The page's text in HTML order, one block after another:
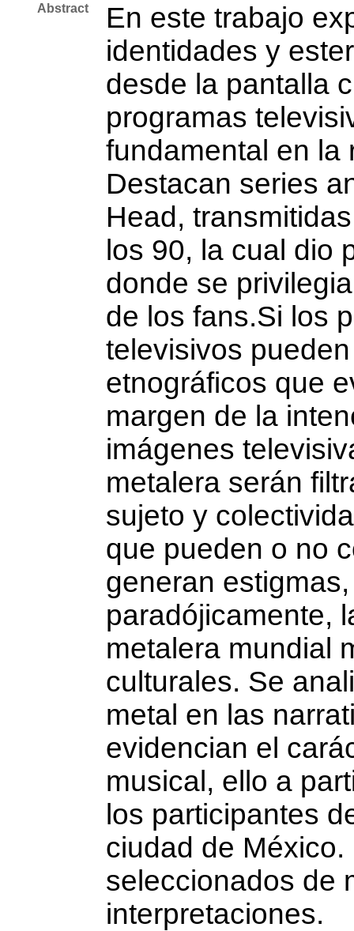
Abstract
En este trabajo
identidades y
desde la pantalla
programas
fundamental en la
Destacan series
Head,
los 90, la cual dio
donde se
de los fans.Si los productos fílmicos, audiovisuales y
televisivos pueden verse como documentos
etnográficos que
margen de la
imá­genes
metalera serán
sujeto y
que pueden o no
generan
paradójicamente,
metalera mundial
culturales. Se
metal en las
evidencian el
musical, ello a
los participantes
ciudad de
seleccionados de
interpretaciones.